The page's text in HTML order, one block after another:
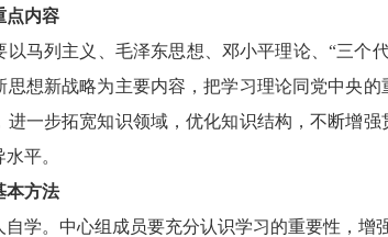
点内容
以马列主义、毛泽东思想、邓小平理论、“三个
思想新战略为主要内容，把学习理论同党中央
一步拓宽知识领域，优化知识结构，不断增
平。
本方法
自学。中心组成员要充分认识学习的重要性，增